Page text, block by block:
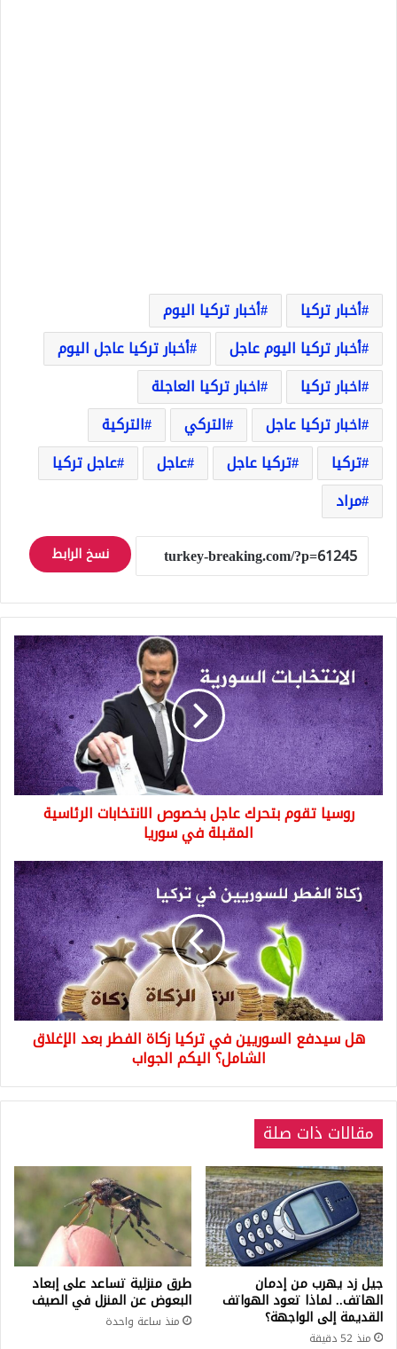
أخبار تركيا
أخبار تركيا اليوم
أخبار تركيا اليوم عاجل
أخبار تركيا عاجل اليوم
اخبار تركيا
اخبار تركيا العاجلة
اخبار تركيا عاجل
التركي
التركية
تركيا
تركيا عاجل عاجل
عاجل تركيا
مراد
نسخ الرابط
روسيا
تقوم
بتحرك
عاجل
بخصوص
الانتخابات
الرئاسية
المقبلة
في
روسيا تقوم بتحرك عاجل بخصوص الانتخابات الرئاسية
المقبلة في سوريا
هل
سيدفع
السوريين
في
تركيا
زكاة
الفطر
بعد
الإغلاق
الشامل؟
هل سيدفع السوريين في تركيا زكاة الفطر بعد الإغلاق
الشامل؟ اليكم الجواب
مقالات ذات صلة
جيل زد يهرب من إدمان
الهاتف.. لماذا تعود الهواتف
القديمة إلى الواجهة؟
منذ 52 دقيقة
طرق منزلية تساعد على إبعاد
البعوض عن المنزل في الصيف
منذ ساعة واحدة